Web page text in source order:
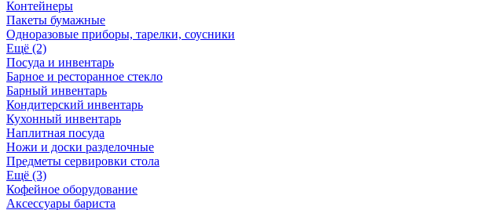
Контейнеры
Пакеты бумажные
Одноразовые приборы, тарелки, соусники
Ещё (2)
Посуда и инвентарь
Барное и ресторанное стекло
Барный инвентарь
Кондитерский инвентарь
Кухонный инвентарь
Наплитная посуда
Ножи и доски разделочные
Предметы сервировки стола
Ещё (3)
Кофейное оборудование
Аксессуары бариста